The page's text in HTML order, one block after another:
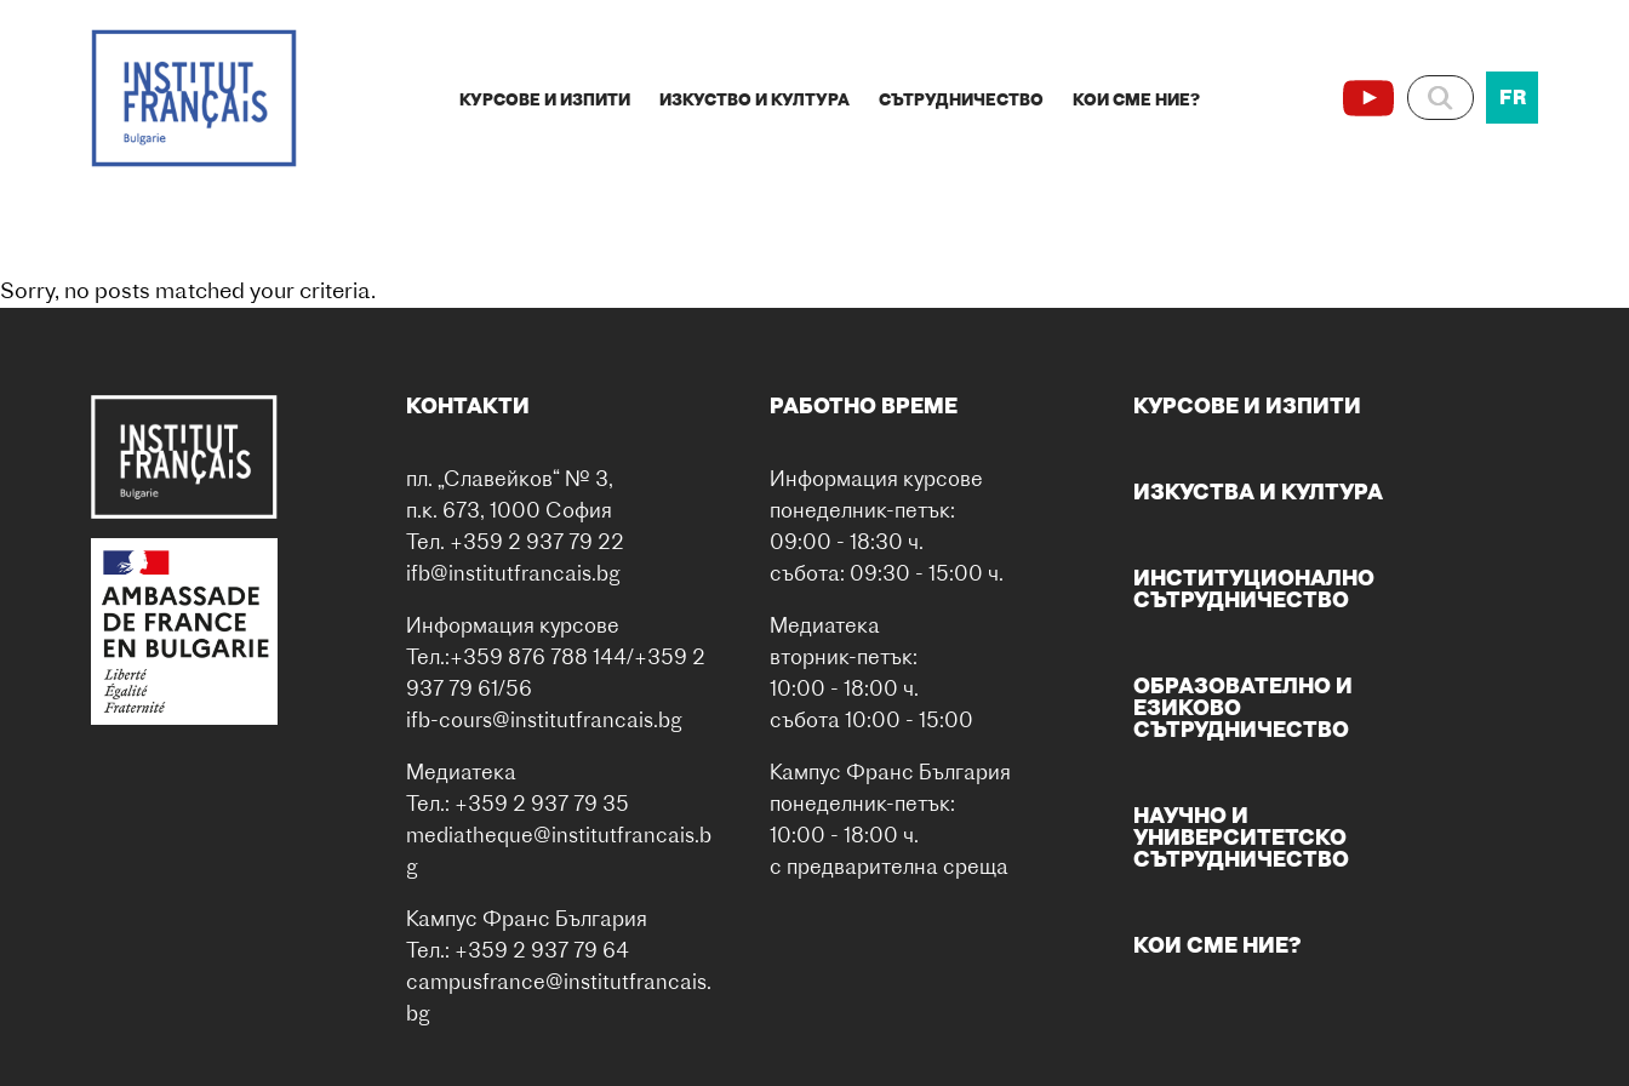
КУРСОВЕ И ИЗПИТИ ИЗКУСТВО И КУЛТУРА СЪТРУДНИЧЕСТВО КОИ СМЕ НИЕ? FR
Sorry, no posts matched your criteria.
КОНТАКТИ
пл. „Славейков“ № 3,
п.к. 673, 1000 София
Тел. +359 2 937 79 22
ifb@institutfrancais.bg
Информация курсове
Тел.:+359 876 788 144/+359 2
937 79 61/56
ifb-cours@institutfrancais.bg
Медиатека
Тел.: +359 2 937 79 35
mediatheque@institutfrancais.b
g
Кампус Франс България
Тел.: +359 2 937 79 64
campusfrance@institutfrancais.
bg
РАБОТНО ВРЕМЕ
Информация курсове
понеделник-петък:
09:00 - 18:30 ч.
събота: 09:30 - 15:00 ч.
Медиатека
вторник-петък:
10:00 - 18:00 ч.
събота 10:00 - 15:00
Кампус Франс България
понеделник-петък:
10:00 - 18:00 ч.
с предварителна среща
КУРСОВЕ И ИЗПИТИ
ИЗКУСТВА И КУЛТУРА
ИНСТИТУЦИОНАЛНО
СЪТРУДНИЧЕСТВО
ОБРАЗОВАТЕЛНО И
ЕЗИКОВО
СЪТРУДНИЧЕСТВО
НАУЧНО И
УНИВЕРСИТЕТСКО
СЪТРУДНИЧЕСТВО
КОИ СМЕ НИЕ?